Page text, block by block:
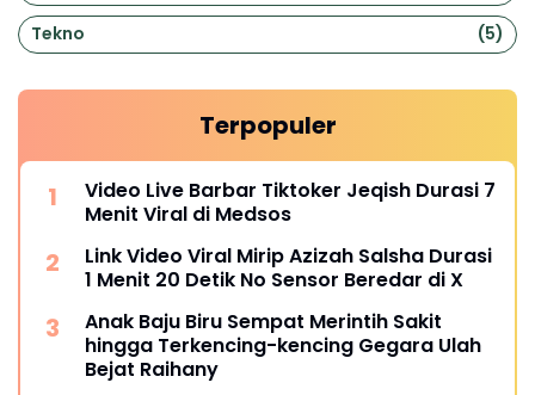
Tekno
(5)
Terpopuler
Video Live Barbar Tiktoker Jeqish Durasi 7
Menit Viral di Medsos
Link Video Viral Mirip Azizah Salsha Durasi
1 Menit 20 Detik No Sensor Beredar di X
Anak Baju Biru Sempat Merintih Sakit
hingga Terkencing-kencing Gegara Ulah
Bejat Raihany